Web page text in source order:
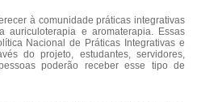
à comunidade práticas integrativas
auriculoterapia e aromaterapia. Essas
Nacional de Práticas Integrativas e
do projeto, estudantes, servidores,
poderão receber esse tipo de